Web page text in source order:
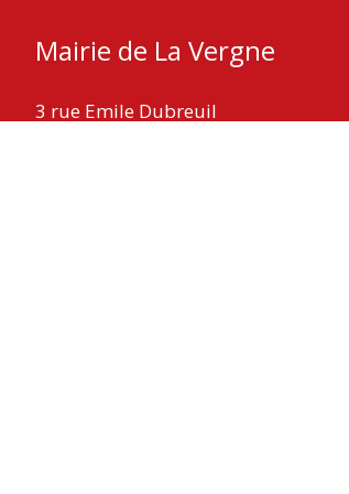
Mairie de La Vergne
3 rue Emile Dubreuil